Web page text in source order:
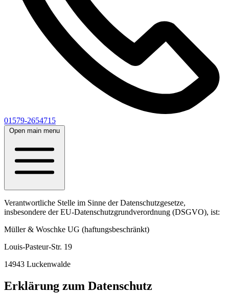
01579-2654715
Open main menu
Verantwortliche Stelle im Sinne der Datenschutzgesetze,
insbesondere der EU-Datenschutzgrundverordnung (DSGVO), ist:
Müller & Woschke UG (haftungsbeschränkt)
Louis-Pasteur-Str. 19
14943 Luckenwalde
Erklärung zum Datenschutz